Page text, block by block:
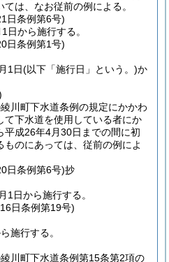
は、なお従前の例による。
日条例第6号)
日から施行する。
日条例第1号)
1日(以下「施行日」という。)か
川町下水道条例の規定にかかわ
て下水道を使用している者にか
平成26年4月30日までの間に初
のにあっては、従前の例によ
日条例第6号)抄
1日から施行する。
日条例第19号)
施行する。
川町下水道条例第15条第2項の